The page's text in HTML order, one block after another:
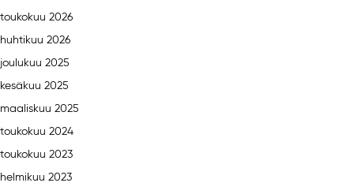
toukokuu 2026
huhtikuu 2026
joulukuu 2025
kesäkuu 2025
maaliskuu 2025
toukokuu 2024
toukokuu 2023
helmikuu 2023